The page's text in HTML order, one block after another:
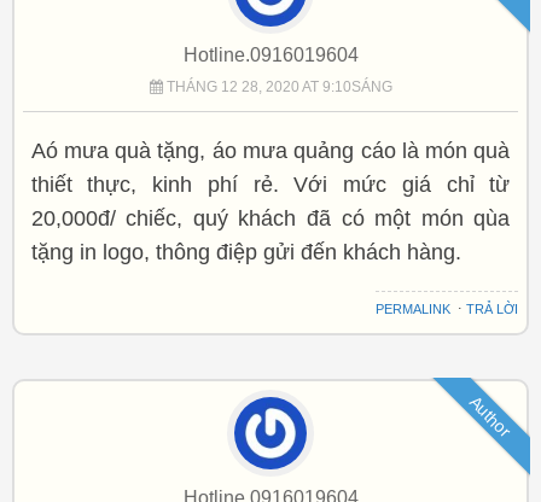
Hotline.0916019604
THÁNG 12 28, 2020 AT 9:10SÁNG
Aó mưa quà tặng, áo mưa quảng cáo là món quà
thiết thực, kinh phí rẻ. Với mức giá chỉ từ
20,000đ/ chiếc, quý khách đã có một món qùa
tặng in logo, thông điệp gửi đến khách hàng.
PERMALINK ⋅TRẢ LỜI
Author
Hotline.0916019604